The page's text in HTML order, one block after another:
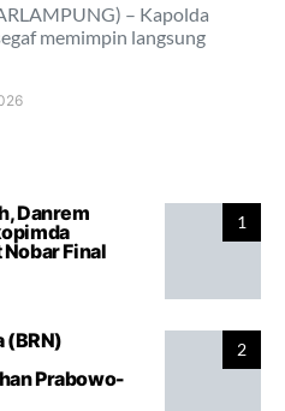
– Kapolda
memimpin langsung
1
Danrem
Final
2
(BRN)
Prabowo-